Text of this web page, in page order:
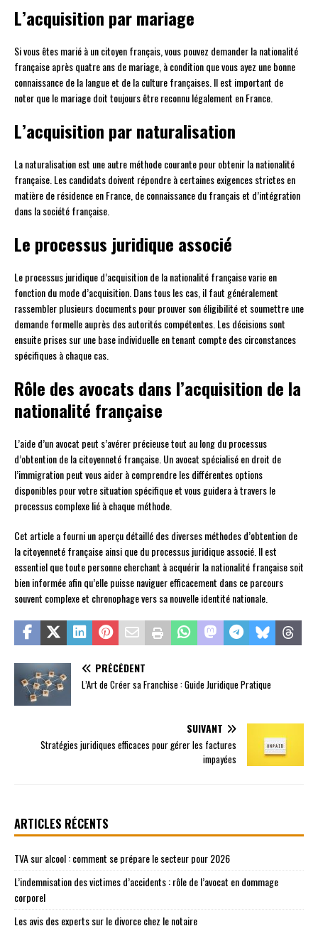
L’acquisition par mariage
Si vous êtes marié à un citoyen français, vous pouvez demander la nationalité
française après quatre ans de mariage, à condition que vous ayez une bonne
connaissance de la langue et de la culture françaises. Il est important de
noter que le mariage doit toujours être reconnu légalement en France.
L’acquisition par naturalisation
La naturalisation est une autre méthode courante pour obtenir la nationalité
française. Les candidats doivent répondre à certaines exigences strictes en
matière de résidence en France, de connaissance du français et d’intégration
dans la société française.
Le processus juridique associé
Le processus juridique d’acquisition de la nationalité française varie en
fonction du mode d’acquisition. Dans tous les cas, il faut généralement
rassembler plusieurs documents pour prouver son éligibilité et soumettre une
demande formelle auprès des autorités compétentes. Les décisions sont
ensuite prises sur une base individuelle en tenant compte des circonstances
spécifiques à chaque cas.
Rôle des avocats dans l’acquisition de la
nationalité française
L’aide d’un avocat peut s’avérer précieuse tout au long du processus
d’obtention de la citoyenneté française. Un avocat spécialisé en droit de
l’immigration peut vous aider à comprendre les différentes options
disponibles pour votre situation spécifique et vous guidera à travers le
processus complexe lié à chaque méthode.
Cet article a fourni un aperçu détaillé des diverses méthodes d’obtention de
la citoyenneté française ainsi que du processus juridique associé. Il est
essentiel que toute personne cherchant à acquérir la nationalité française soit
bien informée afin qu’elle puisse naviguer efficacement dans ce parcours
souvent complexe et chronophage vers sa nouvelle identité nationale.
PRÉCÉDENT
L’Art de Créer sa Franchise : Guide Juridique Pratique
SUIVANT
Stratégies juridiques efficaces pour gérer les factures
impayées
ARTICLES RÉCENTS
TVA sur alcool : comment se prépare le secteur pour 2026
L’indemnisation des victimes d’accidents : rôle de l’avocat en dommage
corporel
Les avis des experts sur le divorce chez le notaire